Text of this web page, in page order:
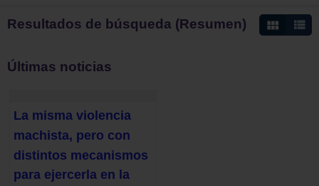
Resultados de búsqueda (Resumen)
Últimas noticias
La misma violencia
machista, pero con
distintos mecanismos
para ejercerla en la